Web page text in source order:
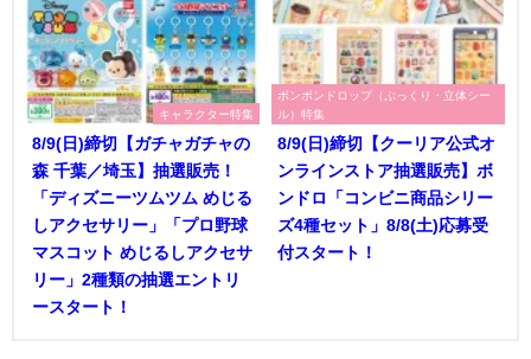
キャラクター特集
8/9(日)締切【ガチャガチャの
森 千葉／埼玉】抽選販売！
「ディズニーツムツム めじる
しアクセサリー」「プロ野球
マスコット めじるしアクセサ
リー」2種類の抽選エントリ
ースタート！
ボンボンドロップ（ぷっくり・立体シー
ル）特集
8/9(日)締切【クーリア公式オ
ンラインストア抽選販売】ボ
ンドロ「コンビニ商品シリー
ズ4種セット」8/8(土)応募受
付スタート！